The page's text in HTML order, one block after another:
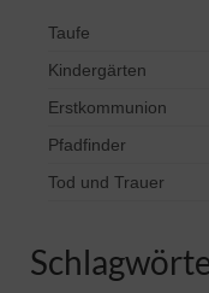
Taufe
Kindergärten
Erstkommunion
Pfadfinder
Tod und Trauer